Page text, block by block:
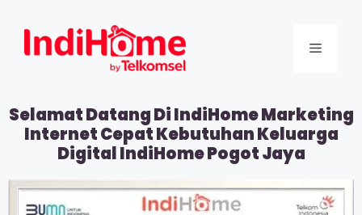
Selamat Datang Di IndiHome Marketing
Internet Cepat Kebutuhan Keluarga
Digital IndiHome Pogot Jaya